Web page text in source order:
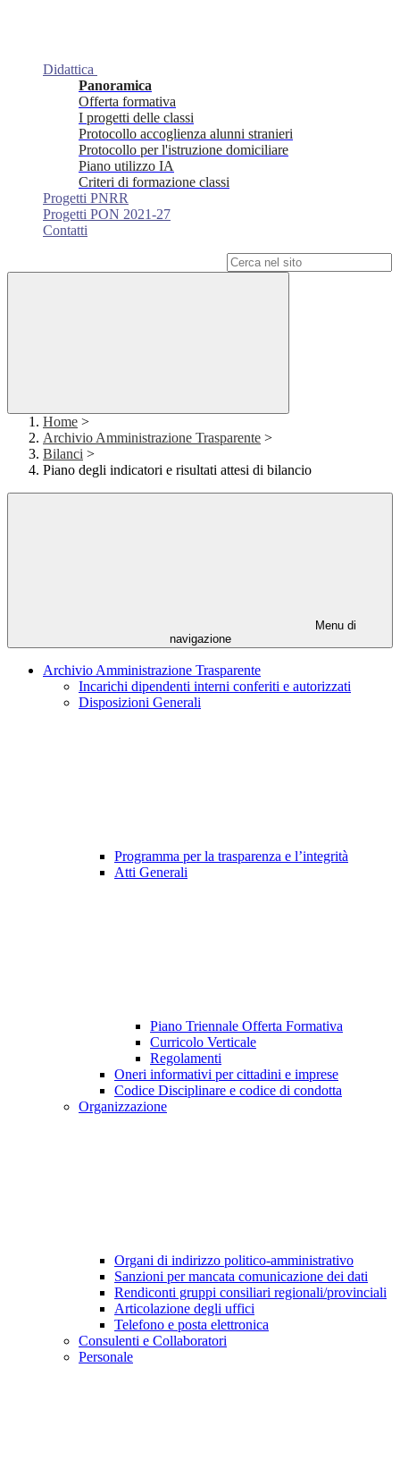
Didattica
Panoramica
Offerta formativa
I progetti delle classi
Protocollo accoglienza alunni stranieri
Protocollo per l'istruzione domiciliare
Piano utilizzo IA
Criteri di formazione classi
Progetti PNRR
Progetti PON 2021-27
Contatti
Home >
Archivio Amministrazione Trasparente >
Bilanci >
Piano degli indicatori e risultati attesi di bilancio
Menu di
navigazione
Archivio Amministrazione Trasparente
Incarichi dipendenti interni conferiti e autorizzati
Disposizioni Generali
Programma per la trasparenza e l’integrità
Atti Generali
Piano Triennale Offerta Formativa
Curricolo Verticale
Regolamenti
Oneri informativi per cittadini e imprese
Codice Disciplinare e codice di condotta
Organizzazione
Organi di indirizzo politico-amministrativo
Sanzioni per mancata comunicazione dei dati
Rendiconti gruppi consiliari regionali/provinciali
Articolazione degli uffici
Telefono e posta elettronica
Consulenti e Collaboratori
Personale